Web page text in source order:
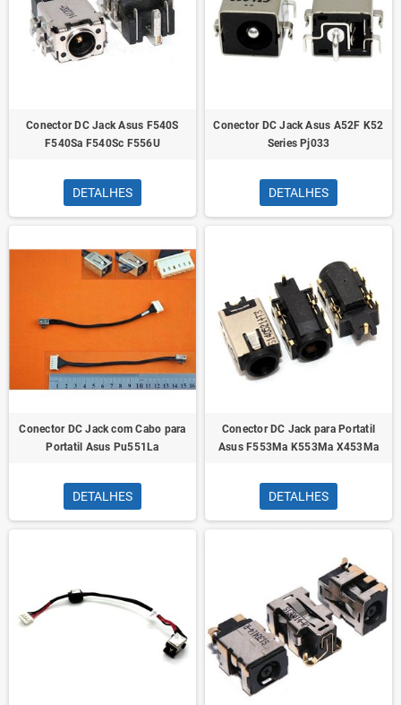
Conector DC Jack Asus F540S
F540Sa F540Sc F556U
DETALHES
Conector DC Jack Asus A52F K52
Series Pj033
DETALHES
Conector DC Jack com Cabo para
Portatil Asus Pu551La
DETALHES
Conector DC Jack para Portatil
Asus F553Ma K553Ma X453Ma
DETALHES